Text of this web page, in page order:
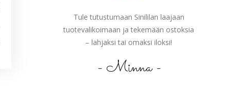
Tule tutustumaan Sinililan laajaan
tuotevalikoimaan ja tekemään ostoksia
– lahjaksi tai omaksi iloksi!
- Minna -